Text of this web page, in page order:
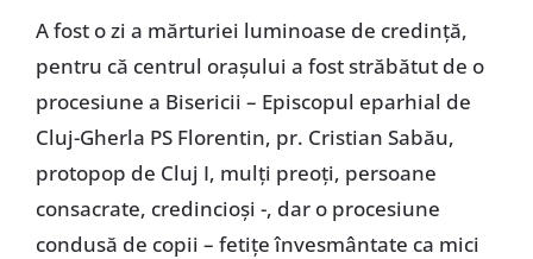
A fost o zi a mărturiei luminoase de credință,
pentru că centrul orașului a fost străbătut de o
procesiune a Bisericii – Episcopul eparhial de
Cluj-Gherla PS Florentin, pr. Cristian Sabău,
protopop de Cluj I, mulți preoți, persoane
consacrate, credincioși -, dar o procesiune
condusă de copii – fetițe învesmântate ca mici